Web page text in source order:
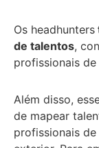
Os headhunters
de talentos,
profissionais
Além disso,
de mapear
profissionais